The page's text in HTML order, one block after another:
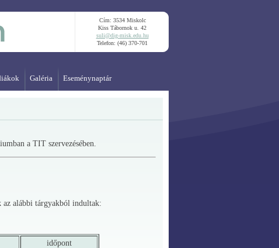
Cím: 3534 Miskolc
Kiss Tábornok u. 42
suli@dig-misk.edu.hu
Telefon: (46) 370-701
Galéria Eseménynaptár
a TIT szervezésében.
az alábbi tárgyakból indultak:
időpont